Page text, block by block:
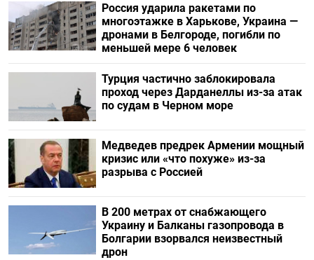
Россия ударила ракетами по
многоэтажке в Харькове, Украина —
дронами в Белгороде, погибли по
меньшей мере 6 человек
Турция частично заблокировала
проход через Дарданеллы из-за атак
по судам в Черном море
Медведев предрек Армении мощный
кризис или «что похуже» из-за
разрыва с Россией
В 200 метрах от снабжающего
Украину и Балканы газопровода в
Болгарии взорвался неизвестный
дрон